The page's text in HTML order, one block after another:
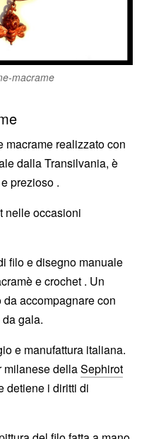
macrame
realizzato con
dalla Transilvania, è
prezioso .
nelle occasioni
filo e disegno manuale
e crochet . Un
accompagnare con
gala.
e manufattura italiana.
milanese dellaSephirot
detiene i diritti di